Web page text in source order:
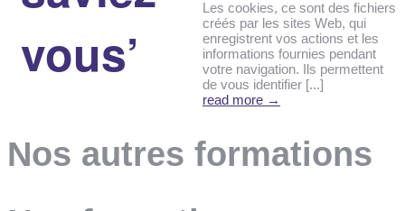
vous’
Les cookies, ce sont des fichiers
créés par les sites Web, qui
enregistrent vos actions et les
informations fournies pendant
votre navigation. Ils permettent
de vous identifier [...]
read more →
Nos autres formations